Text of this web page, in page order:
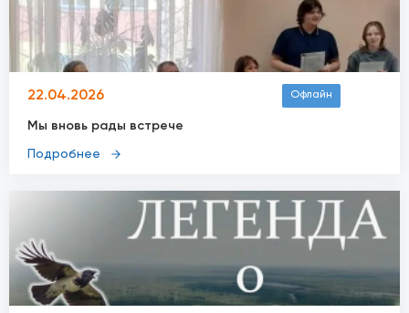
22.04.2026 Офлайн
Мы вновь рады встрече
Подробнее